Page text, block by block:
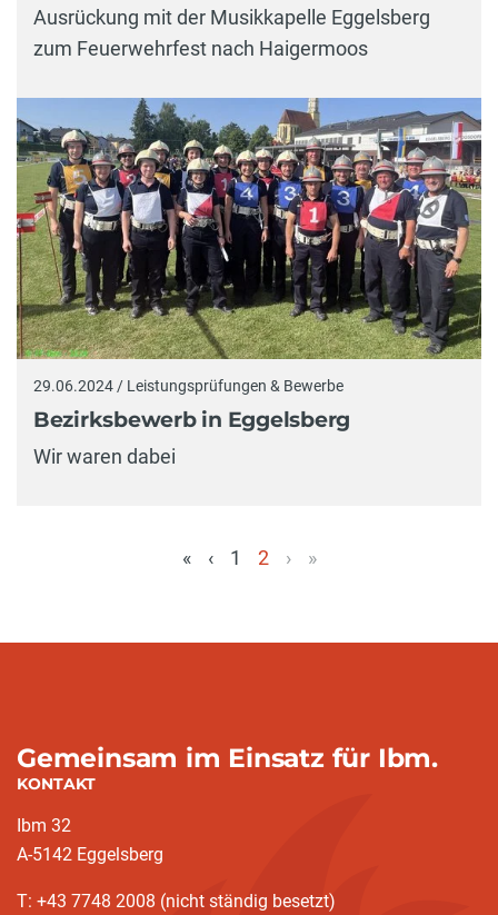
Ausrückung mit der Musikkapelle Eggelsberg
zum Feuerwehrfest nach Haigermoos
29.06.2024 / Leistungsprüfungen & Bewerbe
Bezirksbewerb in Eggelsberg
Wir waren dabei
« ‹ 1
2
› »
Gemeinsam im Einsatz für Ibm.
KONTAKT
Ibm 32
A-5142 Eggelsberg
T: +43 7748 2008 (nicht ständig besetzt)